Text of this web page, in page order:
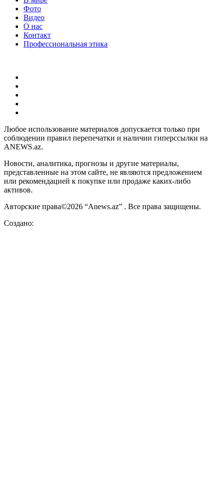
Фото
Видео
О нас
Контакт
Профессиональная этика
Любое использование материалов допускается только при
соблюдении правил перепечатки и наличии гиперссылки на
ANEWS.az.
Новости, аналитика, прогнозы и другие материалы,
представленные на этом сайте, не являются предложением
или рекомендацией к покупке или продаже каких-либо
активов.
Авторские права©2026 “Anews.az” . Все права защищены.
Создано: